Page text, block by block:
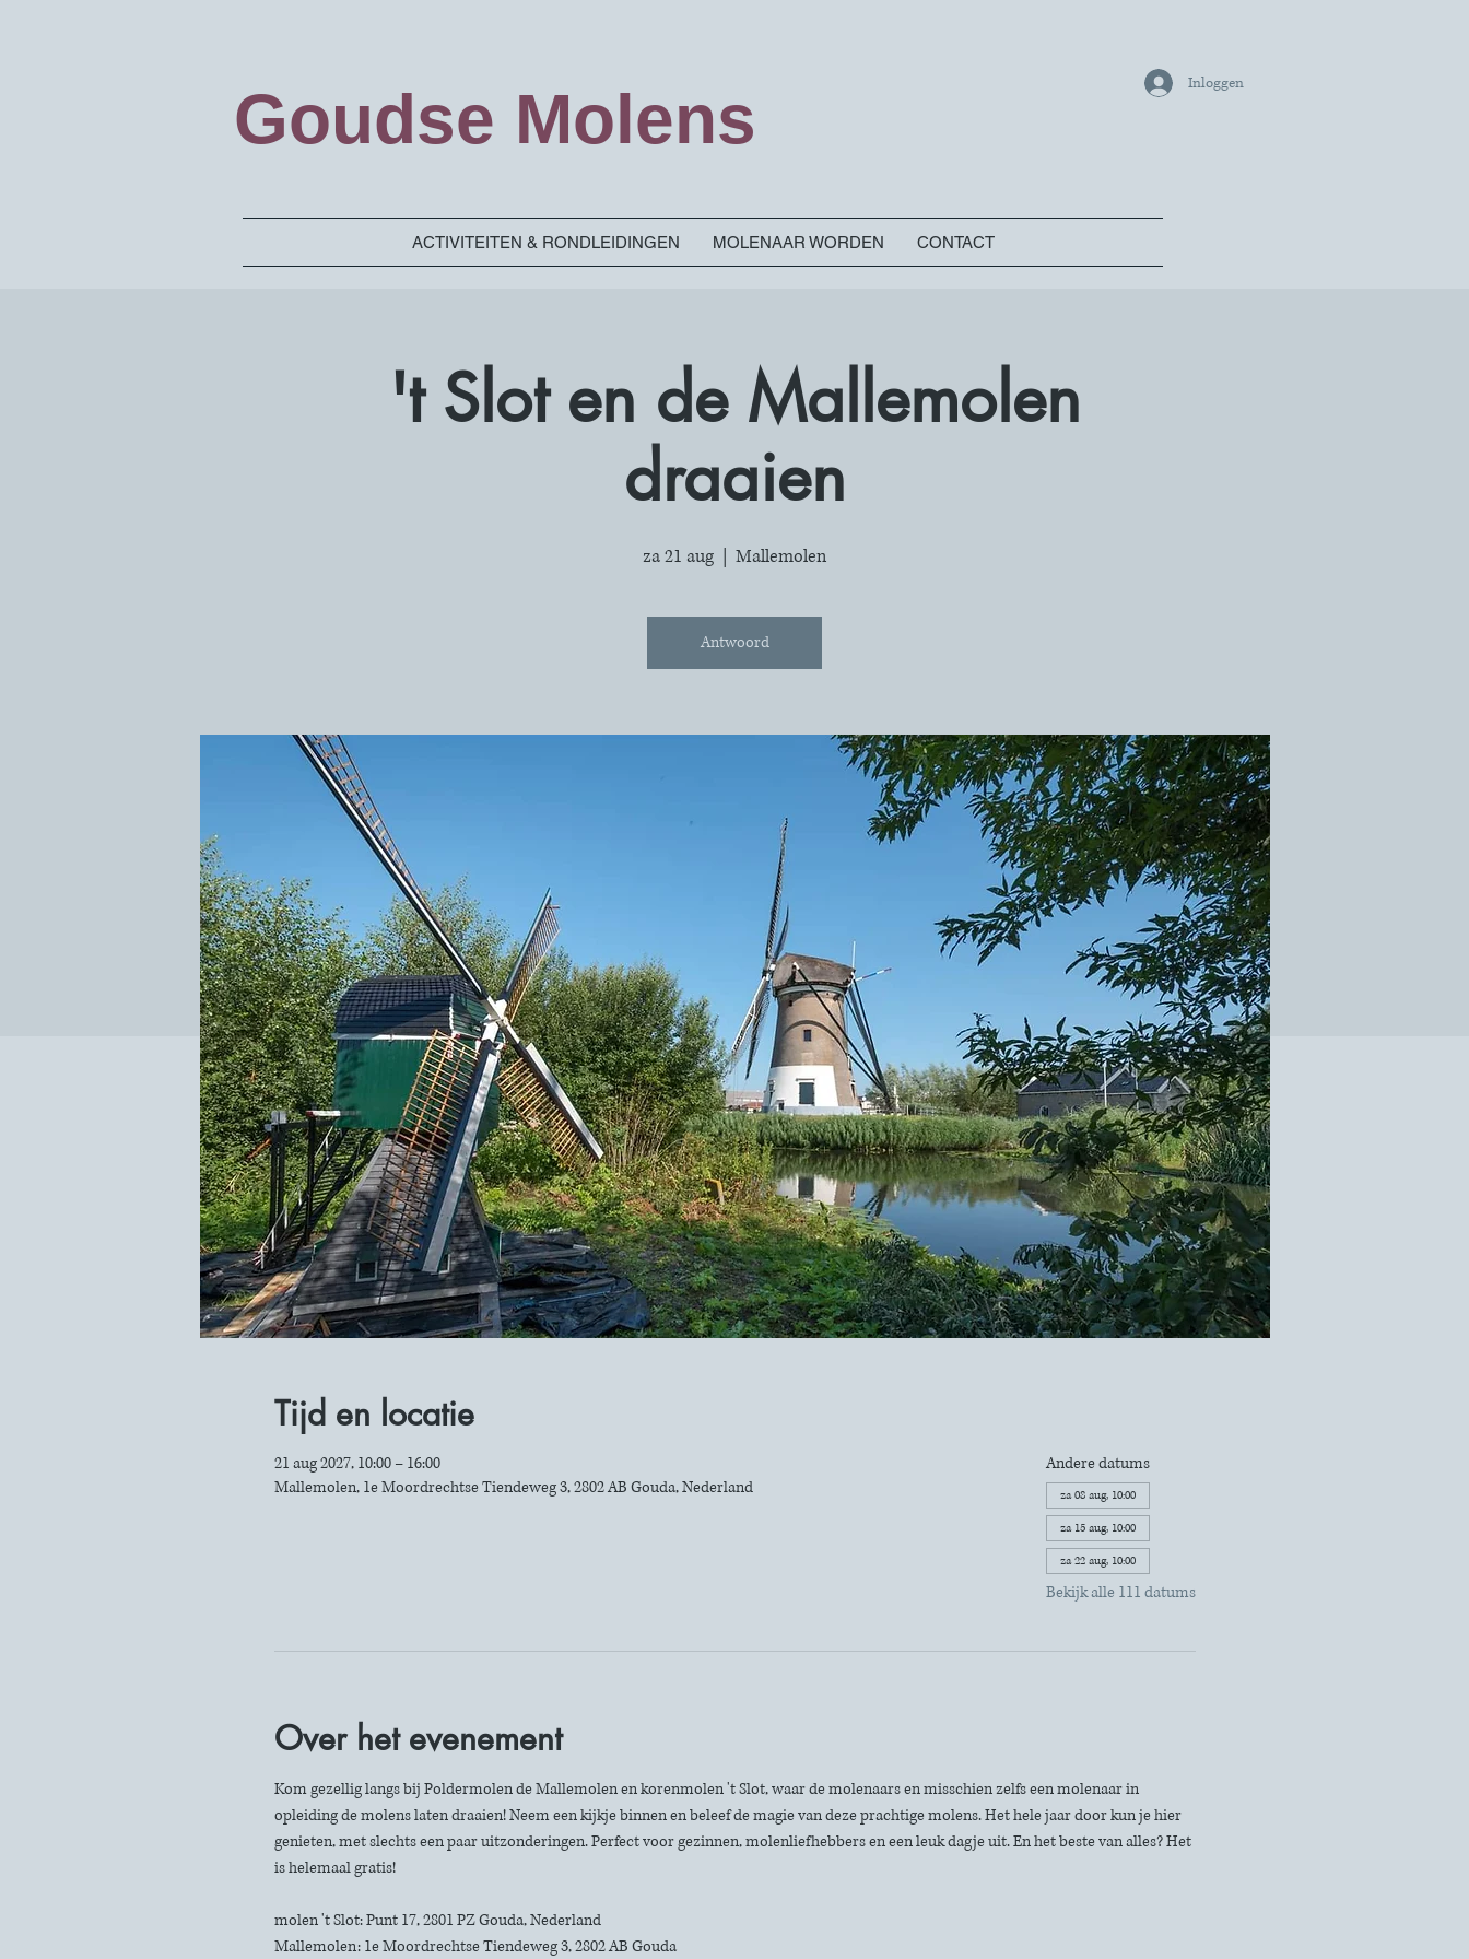
Goudse Molens Inloggen
ACTIVITEITEN & RONDLEIDINGEN MOLENAAR WORDEN CONTACT
't Slot en de Mallemolen
draaien
za 21 aug Mallemolen
Antwoord
Tijd en locatie
21 aug 2027, 10:00 – 16:00
Mallemolen, 1e Moordrechtse Tiendeweg 3, 2802 AB Gouda, Nederland
Andere datums
za 08 aug, 10:00
za 15 aug, 10:00
za 22 aug, 10:00
Bekijk alle 111 datums
Over het evenement
Kom gezellig langs bij Poldermolen de Mallemolen en korenmolen 't Slot, waar de molenaars en misschien zelfs een molenaar in
opleiding de molens laten draaien! Neem een kijkje binnen en beleef de magie van deze prachtige molens. Het hele jaar door kun je hier
genieten, met slechts een paar uitzonderingen. Perfect voor gezinnen, molenliefhebbers en een leuk dagje uit. En het beste van alles? Het
is helemaal gratis!
molen 't Slot: Punt 17, 2801 PZ Gouda, Nederland
Mallemolen: 1e Moordrechtse Tiendeweg 3, 2802 AB Gouda